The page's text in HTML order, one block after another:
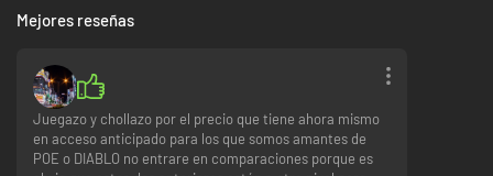
Mejores reseñas
Juegazo y chollazo por el precio que tiene ahora mismo
en acceso anticipado para los que somos amantes de
POE o DIABLO no entrare en comparaciones porque es